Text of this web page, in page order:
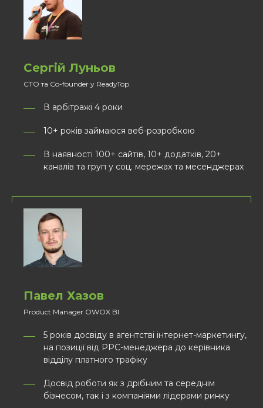
Сергій Луньов
CTO та Co-founder у ReadyTop
В арбітражі 4 роки
10+ років займаюся веб-розробкою
В наявності 100+ сайтів, 10+ додатків, 20+
каналів та груп у соц. мережах та месенджерах
Павел Хазов
Product Manager OWOX BI
5 років досвіду в агентстві інтернет-маркетингу,
на позиції від PPC-менеджера до керівника
відділу платного трафіку
Досвід роботи як з дрібним та середнім
бізнесом, так і з компаніями лідерами ринку